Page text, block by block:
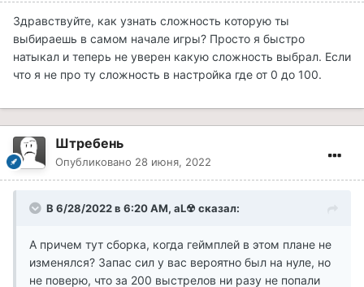
Здравствуйте, как узнать сложность которую ты
выбираешь в самом начале игры? Просто я быстро
натыкал и теперь не уверен какую сложность выбрал. Если
что я не про ту сложность в настройка где от 0 до 100.
Штребень
Опубликовано 28 июня, 2022
В 6/28/2022 в 6:20 AM, aL☢ сказал:
А причем тут сборка, когда геймплей в этом плане не
изменялся? Запас сил у вас вероятно был на нуле, но
не поверю, что за 200 выстрелов ни разу не попали